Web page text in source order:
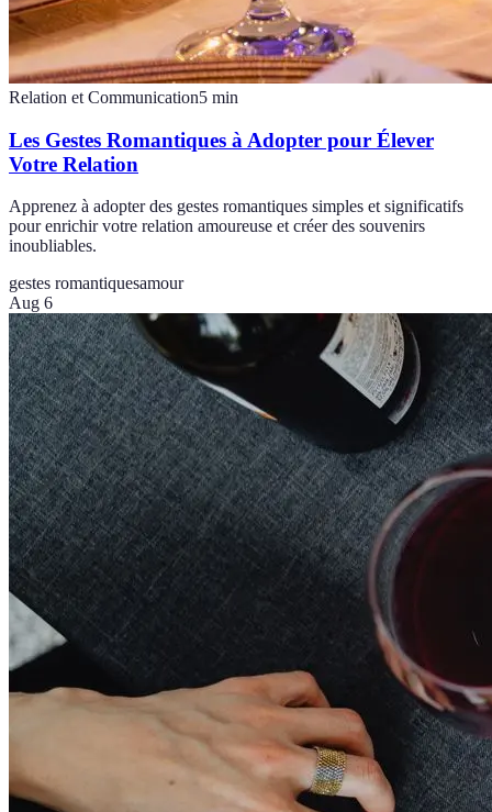
Relation et Communication5 min
Les Gestes Romantiques à Adopter pour Élever
Votre Relation
Apprenez à adopter des gestes romantiques simples et significatifs
pour enrichir votre relation amoureuse et créer des souvenirs
inoubliables.
gestes romantiquesamour
Aug 6